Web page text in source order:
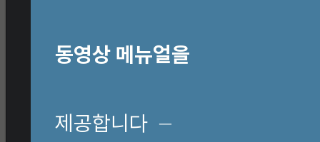
동영상 메뉴얼을
제공합니다 ─